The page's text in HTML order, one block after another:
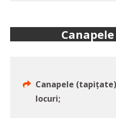
Canapele (tapițate)
locuri;